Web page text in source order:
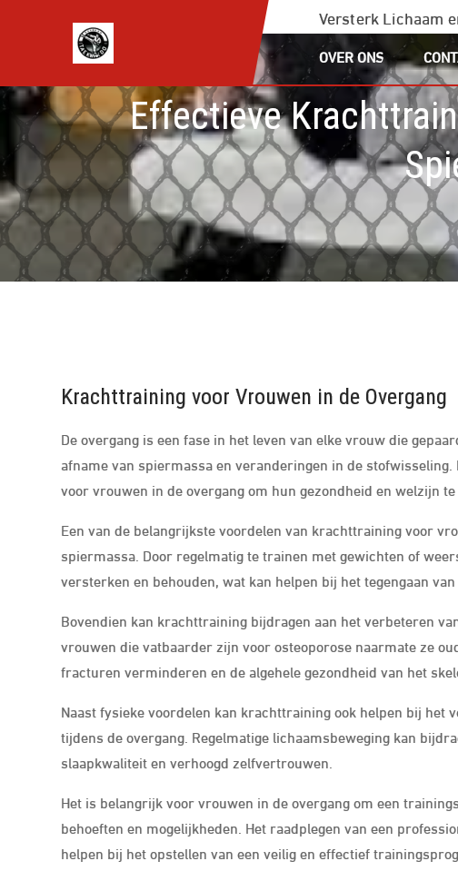
inhoud
Versterk Lichaam
OVER ONS
Effectieve
Krachttraining voor Vrouwen in de Overgang
De overgang is een fase in het leven van elke vrouw die
afname van spiermassa en veranderingen in de
voor vrouwen in de overgang om hun gezondheid en welzijn te
Een van de belangrijkste voordelen van krachttraining voor
spiermassa. Door regelmatig te trainen met gewichten of
versterken en behouden, wat kan helpen bij het tegengaan
Bovendien kan krachttraining bijdragen aan het verbeteren
vrouwen die vatbaarder zijn voor osteoporose naarmate ze
fracturen verminderen en de algehele gezondheid van het
Naast fysieke voordelen kan krachttraining ook helpen bij het
tijdens de overgang. Regelmatige lichaamsbeweging kan
slaapkwaliteit en verhoogd zelfvertrouwen.
Het is belangrijk voor vrouwen in de overgang om een
behoeften en mogelijkheden. Het raadplegen van een
helpen bij het opstellen van een veilig en effectief